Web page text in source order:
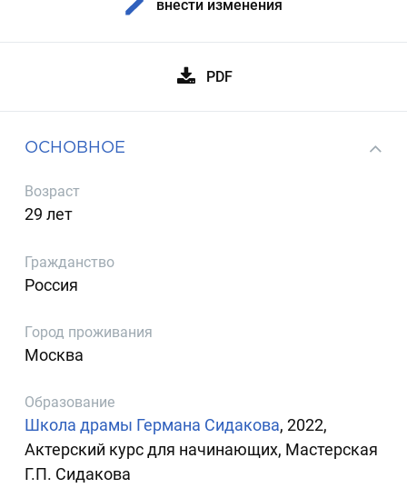
внести изменения
PDF
ОСНОВНОЕ
Возраст
29 лет
Гражданство
Россия
Город проживания
Москва
Образование
Школа драмы Германа Сидакова, 2022,
Актерский курс для начинающих, Мастерская
Г.П. Сидакова